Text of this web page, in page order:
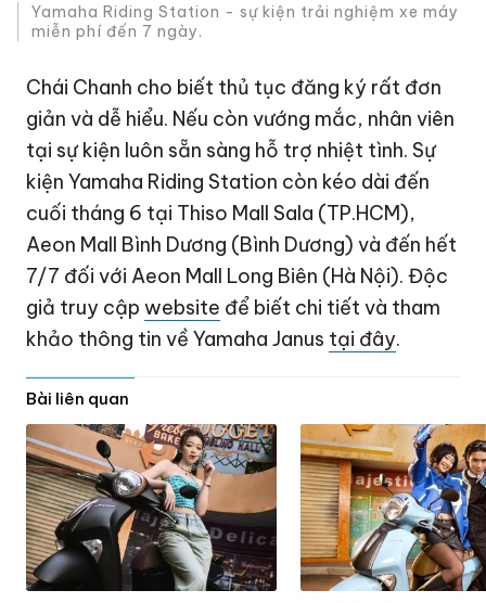
Yamaha Riding Station - sự kiện trải nghiệm xe máy
miễn phí đến 7 ngày.
Chái Chanh cho biết thủ tục đăng ký rất đơn
giản và dễ hiểu. Nếu còn vướng mắc, nhân viên
tại sự kiện luôn sẵn sàng hỗ trợ nhiệt tình. Sự
kiện Yamaha Riding Station còn kéo dài đến
cuối tháng 6 tại Thiso Mall Sala (TP.HCM),
Aeon Mall Bình Dương (Bình Dương) và đến hết
7/7 đối với Aeon Mall Long Biên (Hà Nội). Độc
giả truy cậpwebsite để biết chi tiết và tham
khảo thông tin về Yamaha Janus tại đây.
Bài liên quan